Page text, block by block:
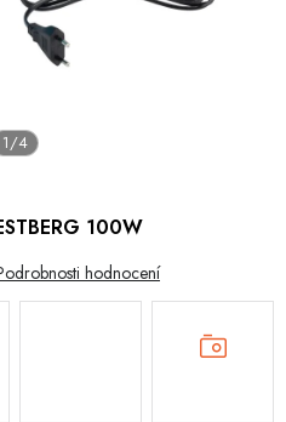
podmínky Vrácení a reklamace
100W
hodnocení
1/4